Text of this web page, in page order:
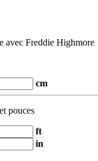
avec Freddie Highmore
cm
pouces
ft
in